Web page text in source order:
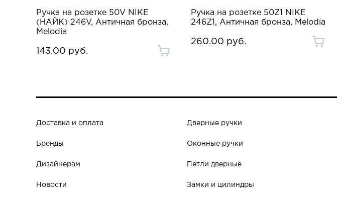
Ручка на розетке 50V NIKE
(НАЙК) 246V, Античная бронза,
Melodia
143.00 руб.
Ручка на розетке 50Z1 NIKE
246Z1, Античная бронза, Melodia
260.00 руб.
Доставка и оплата
Бренды
Дизайнерам
Новости
Дверные ручки
Оконные ручки
Петли дверные
Замки и цилиндры